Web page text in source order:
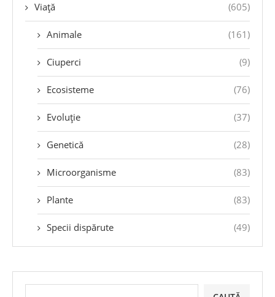
Viață (605)
Animale (161)
Ciuperci (9)
Ecosisteme (76)
Evoluție (37)
Genetică (28)
Microorganisme (83)
Plante (83)
Specii dispărute (49)